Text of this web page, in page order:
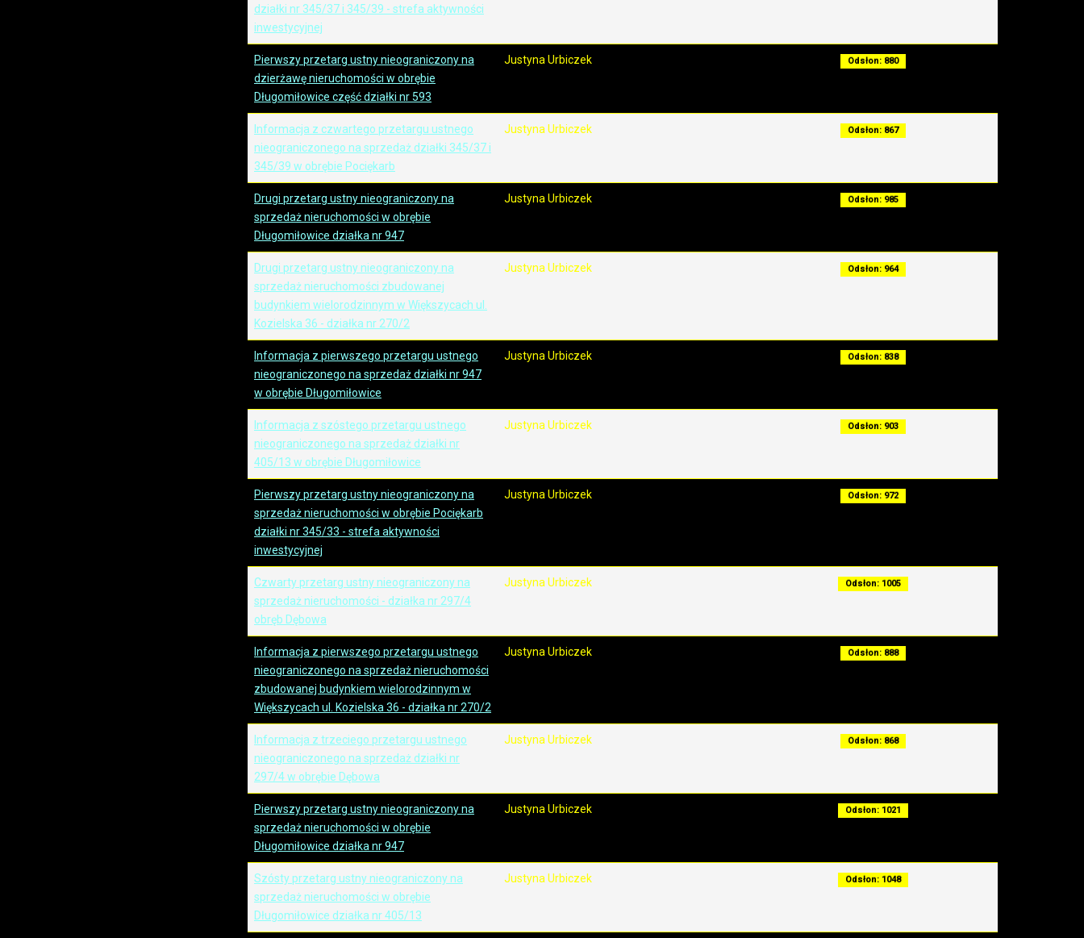
działki nr 345/37 i 345/39 - strefa aktywności
inwestycyjnej
Pierwszy przetarg ustny nieograniczony na
dzierżawę nieruchomości w obrębie
Długomiłowice część działki nr 593
Justyna Urbiczek Odsłon: 880
Informacja z czwartego przetargu ustnego
nieograniczonego na sprzedaż działki 345/37 i
345/39 w obrębie Pociękarb
Justyna Urbiczek Odsłon: 867
Drugi przetarg ustny nieograniczony na
sprzedaż nieruchomości w obrębie
Długomiłowice działka nr 947
Justyna Urbiczek Odsłon: 985
Drugi przetarg ustny nieograniczony na
sprzedaż nieruchomości zbudowanej
budynkiem wielorodzinnym w Większycach ul.
Kozielska 36 - działka nr 270/2
Justyna Urbiczek Odsłon: 964
Informacja z pierwszego przetargu ustnego
nieograniczonego na sprzedaż działki nr 947
w obrębie Długomiłowice
Justyna Urbiczek Odsłon: 838
Informacja z szóstego przetargu ustnego
nieograniczonego na sprzedaż działki nr
405/13 w obrębie Długomiłowice
Justyna Urbiczek Odsłon: 903
Pierwszy przetarg ustny nieograniczony na
sprzedaż nieruchomości w obrębie Pociękarb
działki nr 345/33 - strefa aktywności
inwestycyjnej
Justyna Urbiczek Odsłon: 972
Czwarty przetarg ustny nieograniczony na
sprzedaż nieruchomości - działka nr 297/4
obręb Dębowa
Justyna Urbiczek Odsłon: 1005
Informacja z pierwszego przetargu ustnego
nieograniczonego na sprzedaż nieruchomości
zbudowanej budynkiem wielorodzinnym w
Większycach ul. Kozielska 36 - działka nr 270/2
Justyna Urbiczek Odsłon: 888
Informacja z trzeciego przetargu ustnego
nieograniczonego na sprzedaż działki nr
297/4 w obrębie Dębowa
Justyna Urbiczek Odsłon: 868
Pierwszy przetarg ustny nieograniczony na
sprzedaż nieruchomości w obrębie
Długomiłowice działka nr 947
Justyna Urbiczek Odsłon: 1021
Szósty przetarg ustny nieograniczony na
sprzedaż nieruchomości w obrębie
Długomiłowice działka nr 405/13
Justyna Urbiczek Odsłon: 1048